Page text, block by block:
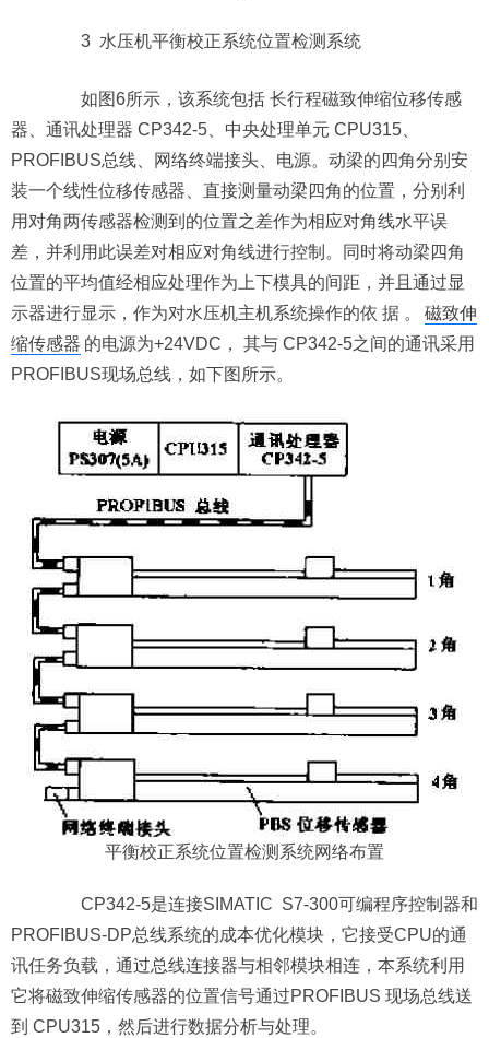
3 水压机平衡校正系统位置检测系统
如图6所示，该系统包括 长行程磁致伸缩位移传感
器、通讯处理器 CP342-5、中央处理单元 CPU315、
PROFIBUS总线、网络终端接头、电源。动梁的四角分别安
装一个线性位移传感器、直接测量动梁四角的位置，分别利
用对角两传感器检测到的位置之差作为相应对角线水平误
差，并利用此误差对相应对角线进行控制。同时将动梁四角
位置的平均值经相应处理作为上下模具的间距，并且通过显
示器进行显示，作为对水压机主机系统操作的依 据 。
磁致伸
缩传感器 的电源为+24VDC， 其与 CP342-5之间的通讯采用
PROFIBUS现场总线，如下图所示。
平衡校正系统位置检测系统网络布置
CP342-5是连接SIMATIC S7-300可编程序控制器和
PROFIBUS-DP总线系统的成本优化模块，它接受CPU的通
讯任务负载，通过总线连接器与相邻模块相连，本系统利用
它将磁致伸缩传感器的位置信号通过PROFIBUS 现场总线送
到 CPU315，然后进行数据分析与处理。